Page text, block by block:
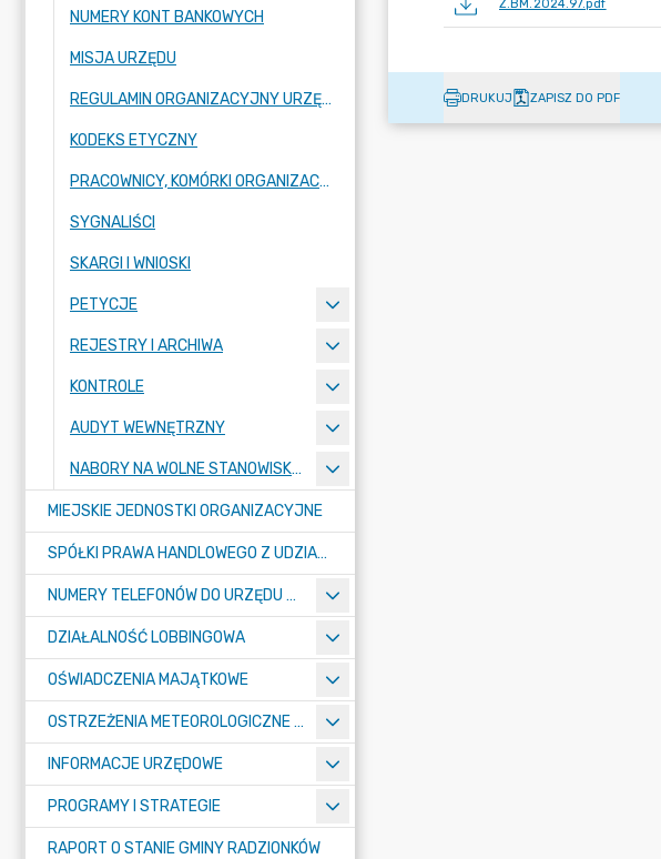
NUMERY KONT BANKOWYCH
MISJA URZĘDU
REGULAMIN ORGANIZACYJNY URZĘDU
KODEKS ETYCZNY
PRACOWNICY, KOMÓRKI ORGANIZACYJNE URZĘDU
SYGNALIŚCI
SKARGI I WNIOSKI
PETYCJE
REJESTRY I ARCHIWA
KONTROLE
AUDYT WEWNĘTRZNY
NABORY NA WOLNE STANOWISKA PRACY
MIEJSKIE JEDNOSTKI ORGANIZACYJNE
SPÓŁKI PRAWA HANDLOWEGO Z UDZIAŁEM GMINY
NUMERY TELEFONÓW DO URZĘDU MIASTA, MIEJSKICH JEDNOSTEK ORGANIZACYJNYCH ORAZ SPÓŁEK PRAWA HANDLOWEGO Z UDZIAŁEM GMINY
DZIAŁALNOŚĆ LOBBINGOWA
OŚWIADCZENIA MAJĄTKOWE
OSTRZEŻENIA METEOROLOGICZNE O ZŁYM STANIE POWIETRZA I INNE
INFORMACJE URZĘDOWE
PROGRAMY I STRATEGIE
RAPORT O STANIE GMINY RADZIONKÓW
Z.BM.2024.97.pdf
DRUKUJ ZAPISZ DO PDF